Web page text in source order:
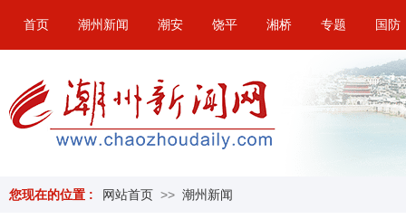
首页 潮州新闻 潮安 饶平 湘桥 专题 国防
您现在的位置 : 网站首页 >> 潮州新闻